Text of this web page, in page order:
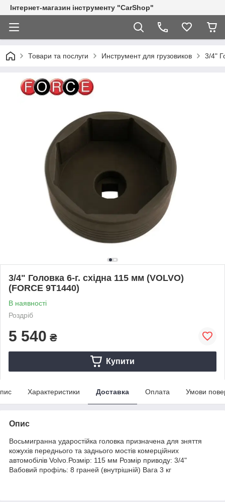
Інтернет-магазин інструменту "CarShop"
Товари та послуги Инструмент для грузовиков 3/4"
3/4" Головка 6-г. східна 115 мм (VOLVO)
(FORCE 9T1440)
В наявності
Роздріб
5 540 ₴
Купити
Характеристики Доставка Оплата Умови
Опис
Восьмигранна ударостійка головка призначена для зняття
кожухів переднього та заднього мостів комерційних
автомобілів Volvo.Розмір: 115 мм Розмір приводу: 3/4"
Вабовий профіль: 8 граней (внутрішній) Вага 3 кг